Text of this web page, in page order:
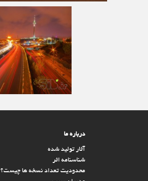
درباره ما
آثار تولید شده
شناسنامه اثر
محدودیت تعداد نسخه ها چیست؟